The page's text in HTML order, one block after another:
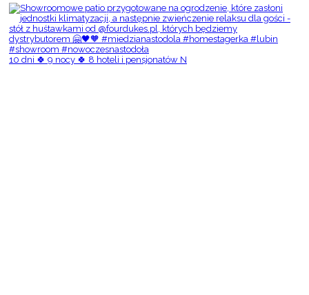
10 dni 🍀 9 nocy 🍀 8 hoteli i pensjonatów N